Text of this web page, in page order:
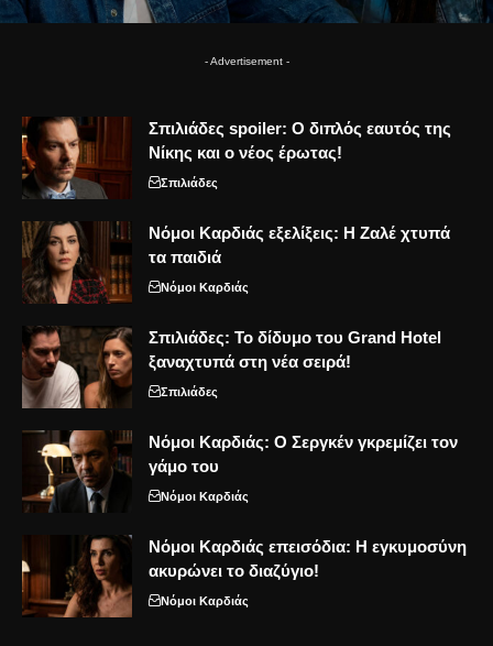
- Advertisement -
Σπιλιάδες spoiler: Ο διπλός εαυτός της
Νίκης και ο νέος έρωτας!
Σπιλιάδες
Νόμοι Καρδιάς εξελίξεις: Η Ζαλέ χτυπά
τα παιδιά
Νόμοι Καρδιάς
Σπιλιάδες: Το δίδυμο του Grand Hotel
ξαναχτυπά στη νέα σειρά!
Σπιλιάδες
Νόμοι Καρδιάς: Ο Σεργκέν γκρεμίζει τον
γάμο του
Νόμοι Καρδιάς
Νόμοι Καρδιάς επεισόδια: Η εγκυμοσύνη
ακυρώνει το διαζύγιο!
Νόμοι Καρδιάς